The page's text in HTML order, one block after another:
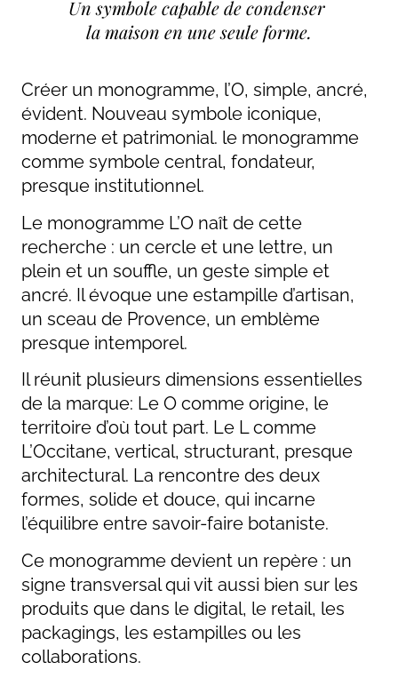
Un symbole capable de condenser
la maison en une seule forme.
Créer un monogramme, l’O, simple, ancré,
évident. Nouveau symbole iconique,
moderne et patrimonial. le monogramme
comme symbole central, fondateur,
presque institutionnel.
Le monogramme L’O naît de cette
recherche : un cercle et une lettre, un
plein et un souffle, un geste simple et
ancré. Il évoque une estampille d’artisan,
un sceau de Provence, un emblème
presque intemporel.
Il réunit plusieurs dimensions essentielles
de la marque: Le O comme origine, le
territoire d’où tout part. Le L comme
L’Occitane, vertical, structurant, presque
architectural. La rencontre des deux
formes, solide et douce, qui incarne
l’équilibre entre savoir-faire botaniste.
Ce monogramme devient un repère : un
signe transversal qui vit aussi bien sur les
produits que dans le digital, le retail, les
packagings, les estampilles ou les
collaborations.